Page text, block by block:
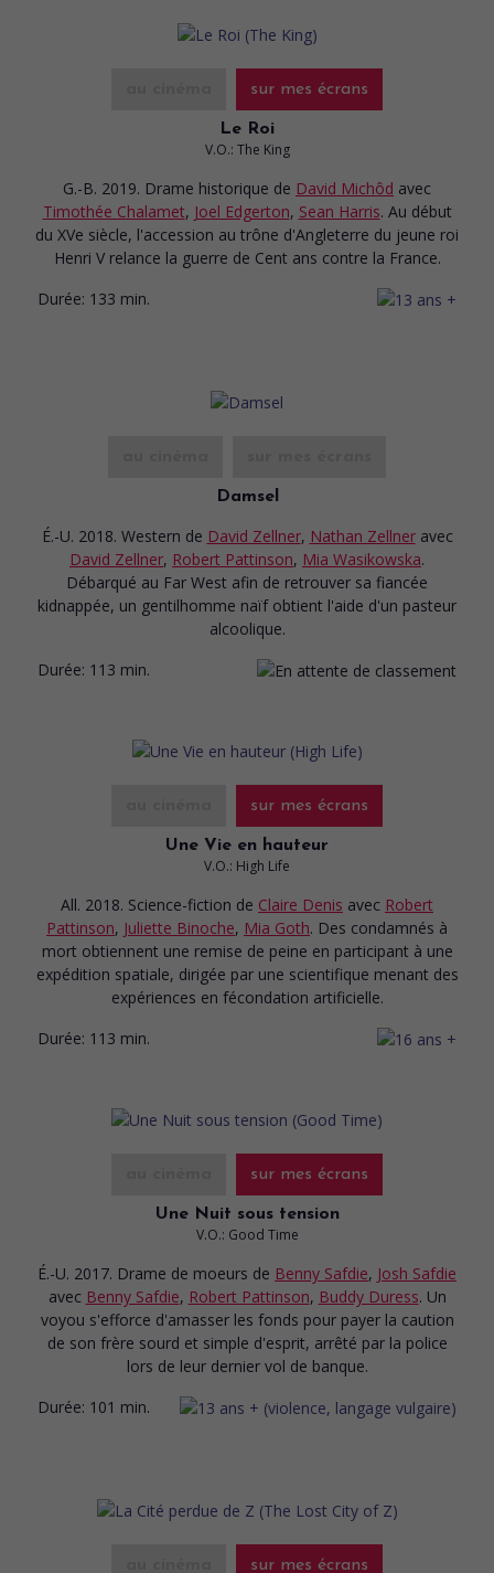
sur mes écrans
Le Roi
V.O.: The King
G.-B. 2019. Drame historique de David Michôd avec
Timothée Chalamet, Joel Edgerton, Sean Harris. Au début
du XVe siècle, l'accession au trône d'Angleterre du jeune roi
Henri V relance la guerre de Cent ans contre la France.
Durée: 133 min.
Damsel
É.-U. 2018. Western de David Zellner, Nathan Zellner avec
David Zellner, Robert Pattinson, Mia Wasikowska.
Débarqué au Far West afin de retrouver sa fiancée
kidnappée, un gentilhomme naïf obtient l'aide d'un pasteur
alcoolique.
Durée: 113 min.
sur mes écrans
Une Vie en hauteur
V.O.: High Life
All. 2018. Science-fiction de Claire Denis avec Robert
Pattinson, Juliette Binoche, Mia Goth. Des condamnés à
mort obtiennent une remise de peine en participant à une
expédition spatiale, dirigée par une scientifique menant des
expériences en fécondation artificielle.
Durée: 113 min.
sur mes écrans
Une Nuit sous tension
V.O.: Good Time
É.-U. 2017. Drame de moeurs de Benny Safdie, Josh Safdie
avec Benny Safdie, Robert Pattinson, Buddy Duress. Un
voyou s'efforce d'amasser les fonds pour payer la caution
de son frère sourd et simple d'esprit, arrêté par la police
lors de leur dernier vol de banque.
Durée: 101 min.
sur mes écrans